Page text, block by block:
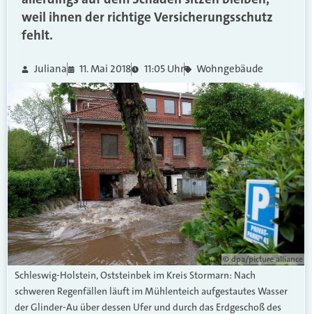
weil ihnen der richtige Versicherungsschutz
fehlt.
Juliana 11. Mai 2018 11:05 Uhr Wohngebäude
© dpa/picture alliance
Schleswig-Holstein, Oststeinbek im Kreis Stormarn: Nach
schweren Regenfällen läuft im Mühlenteich aufgestautes Wasser
der Glinder-Au über dessen Ufer und durch das Erdgeschoß des